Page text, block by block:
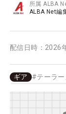
所属ALBA
ALBA Net編
配信日時： 2026
ギア #テーラ